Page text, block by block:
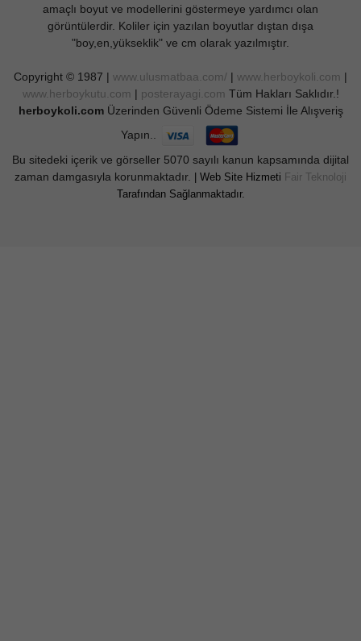
amaçlı boyut ve modellerini göstermeye yardımcı olan
görüntülerdir. Koliler için yazılan boyutlar dıştan dışa
"boy,en,yükseklik" ve cm olarak yazılmıştır.
Copyright © 1987 | www.ulusmatbaa.com/ | www.herboykoli.com |
www.herboykutu.com | posterayagi.com Tüm Hakları Saklıdır.!
herboykoli.comÜzerinden Güvenli Ödeme Sistemi İle Alışveriş
Yapın..
Bu sitedeki içerik ve görseller 5070 sayılı kanun kapsamında dijital
zaman damgasıyla korunmaktadır.
| Web Site Hizmeti Fair Teknoloji
Tarafından Sağlanmaktadır.